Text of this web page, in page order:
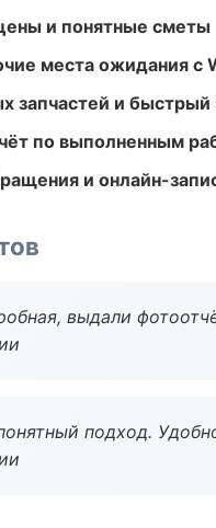
и понятные сметы
места ожидания с
запчастей и быстрый
по выполненным
и онлайн-
выдали
подход.